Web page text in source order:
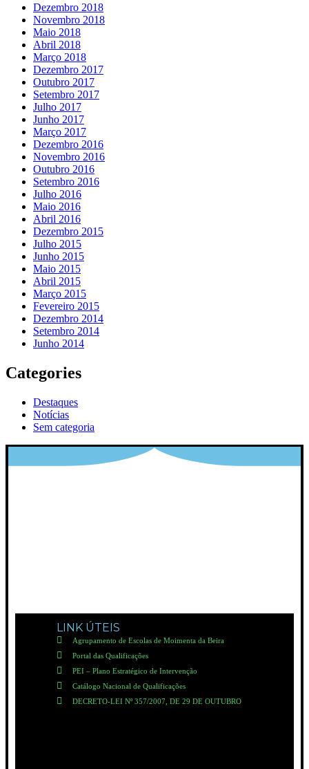
Dezembro 2018
Novembro 2018
Maio 2018
Abril 2018
Março 2018
Dezembro 2017
Outubro 2017
Setembro 2017
Julho 2017
Junho 2017
Março 2017
Dezembro 2016
Novembro 2016
Outubro 2016
Setembro 2016
Julho 2016
Maio 2016
Abril 2016
Dezembro 2015
Julho 2015
Junho 2015
Maio 2015
Abril 2015
Março 2015
Fevereiro 2015
Dezembro 2014
Setembro 2014
Junho 2014
Categories
Destaques
Notícias
Sem categoria
LINK ÚTEIS
Agrupamento de Escolas de Moimenta da Beira
Portal das Qualificações
PEI – Plano Estratégico de Intervenção
Catálogo Nacional de Qualificações
DECRETO-LEI Nº 357/2007, DE 29 DE OUTUBRO